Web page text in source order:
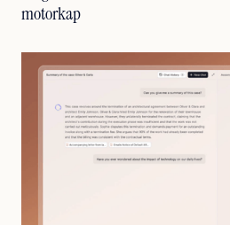
motorkap